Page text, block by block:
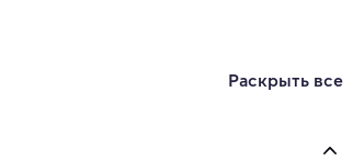
Раскрыть все